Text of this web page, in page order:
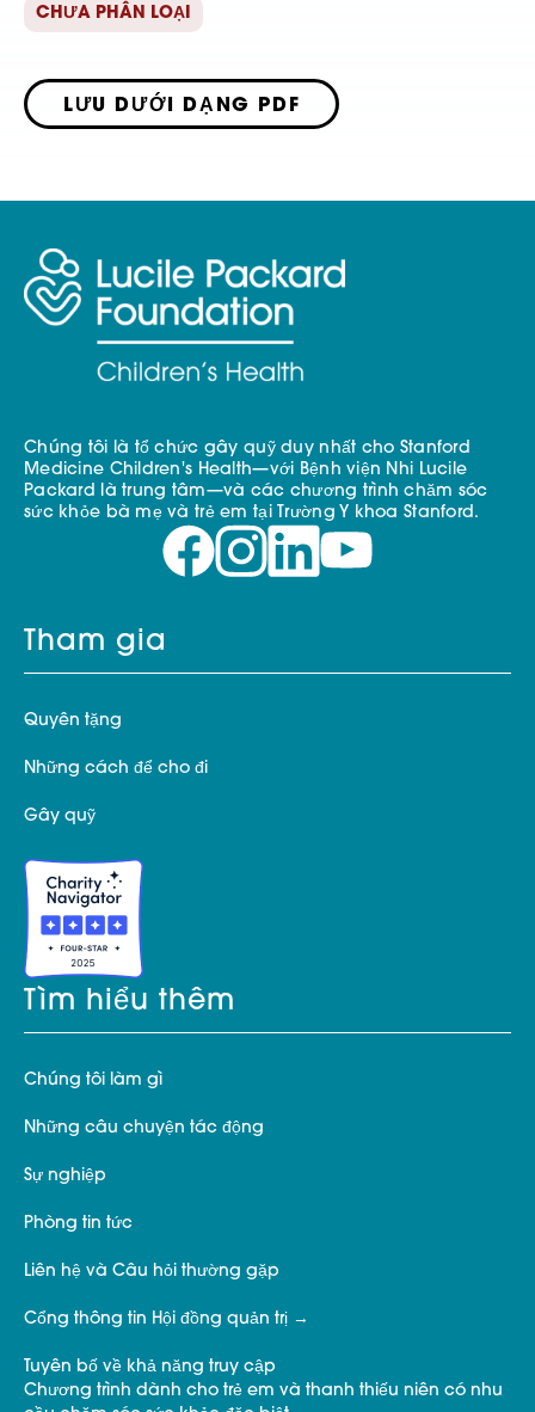
CHƯA PHÂN LOẠI
LƯU DƯỚI DẠNG PDF
Chúng tôi là tổ chức gây quỹ duy nhất cho Stanford
Medicine Children's Health—với Bệnh viện Nhi Lucile
Packard là trung tâm—và các chương trình chăm sóc
sức khỏe bà mẹ và trẻ em tại Trường Y khoa Stanford.
Tham gia
Quyên tặng
Những cách để cho đi
Gây quỹ
Tìm hiểu thêm
Chúng tôi làm gì
Những câu chuyện tác động
Sự nghiệp
Phòng tin tức
Liên hệ và Câu hỏi thường gặp
Cổng thông tin Hội đồng quản trị
Tuyên bố về khả năng truy cập
Chương trình dành cho trẻ em và thanh thiếu niên có nhu